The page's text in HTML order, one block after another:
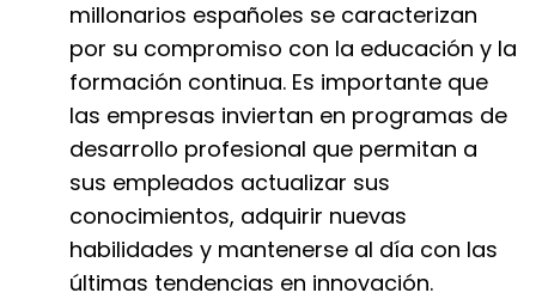
millonarios españoles se caracterizan
por su compromiso con la educación y la
formación continua. Es importante que
las empresas inviertan en programas de
desarrollo profesional que permitan a
sus empleados actualizar sus
conocimientos, adquirir nuevas
habilidades y mantenerse al día con las
últimas tendencias en innovación.